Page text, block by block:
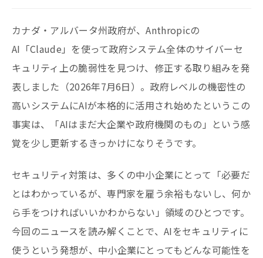
カナダ・アルバータ州政府が、Anthropicの
AI「Claude」を使って政府システム全体のサイバーセ
キュリティ上の脆弱性を見つけ、修正する取り組みを発
表しました（2026年7月6日）。政府レベルの機密性の
高いシステムにAIが本格的に活用され始めたというこの
事実は、「AIはまだ大企業や政府機関のもの」という感
覚を少し更新するきっかけになりそうです。
セキュリティ対策は、多くの中小企業にとって「必要だ
とはわかっているが、専門家を雇う余裕もないし、何か
ら手をつければいいかわからない」領域のひとつです。
今回のニュースを読み解くことで、AIをセキュリティに
使うという発想が、中小企業にとってもどんな可能性を